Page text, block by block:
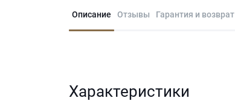
Описание Отзывы Гарантия и возврат
Характеристики